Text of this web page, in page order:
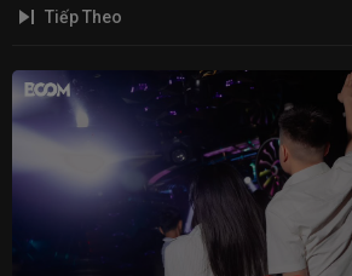
Tiếp Theo